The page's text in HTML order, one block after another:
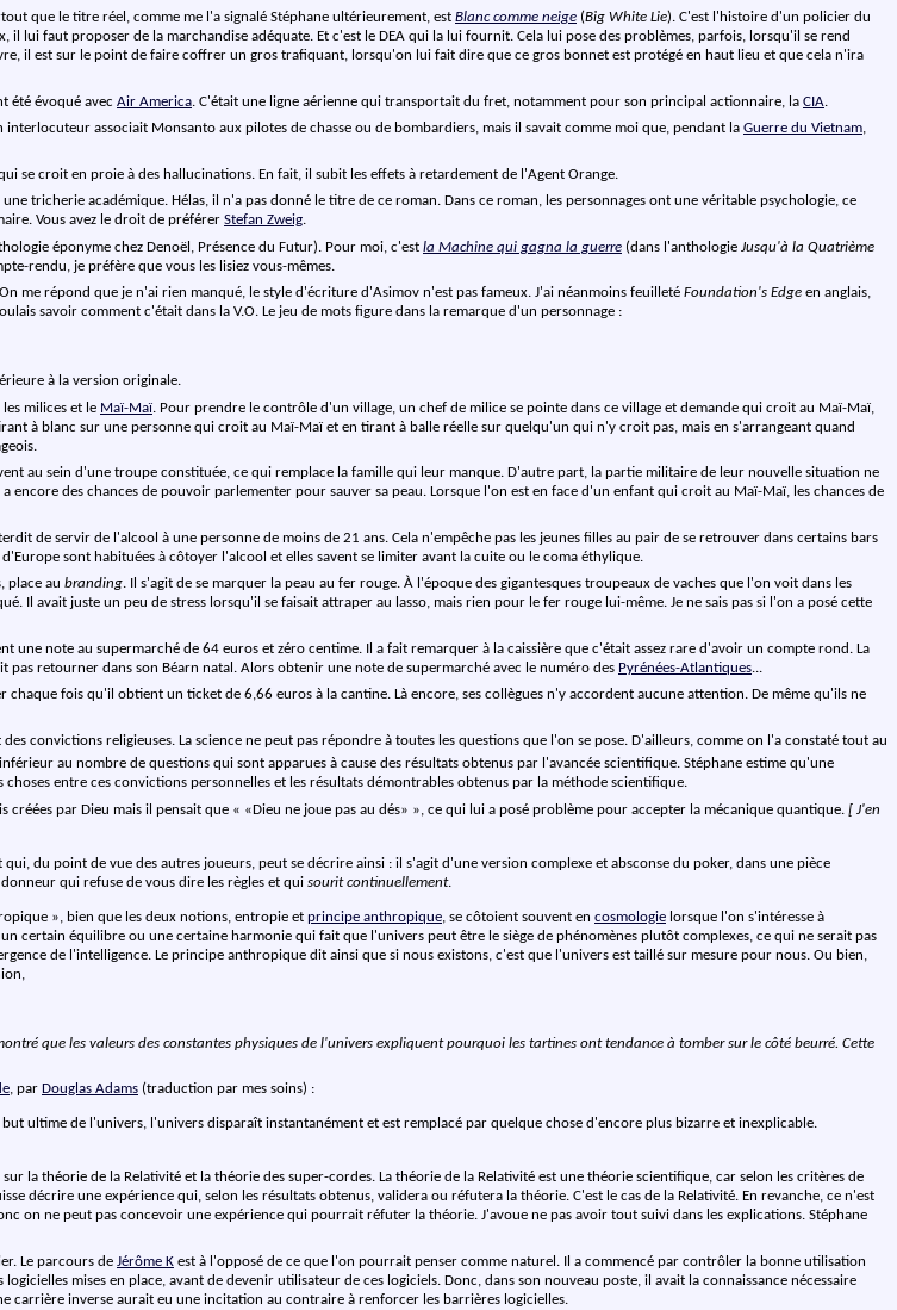
que le titre réel, comme me l'a signalé Stéphane ultérieurement, est Blanc comme neige (Big White Lie). C'est l'histoire d'un policier du
lui faut proposer de la marchandise adéquate. Et c'est le DEA qui la lui fournit. Cela lui pose des problèmes, parfois, lorsqu'il se rend
il est sur le point de faire coffrer un gros trafiquant, lorsqu'on lui fait dire que ce gros bonnet est protégé en haut lieu et que cela n'ira
été évoqué avec Air America. C'était une ligne aérienne qui transportait du fret, notamment pour son principal actionnaire, la CIA.
interlocuteur associait Monsanto aux pilotes de chasse ou de bombardiers, mais il savait comme moi que, pendant la Guerre du Vietnam,
se croit en proie à des hallucinations. En fait, il subit les effets à retardement de l'Agent Orange.
tricherie académique. Hélas, il n'a pas donné le titre de ce roman. Dans ce roman, les personnages ont une véritable psychologie, ce
Vous avez le droit de préférer Stefan Zweig.
éponyme chez Denoël, Présence du Futur). Pour moi, c'est la Machine qui gagna la guerre (dans l'anthologie Jusqu'à la Quatrième
rendu, je préfère que vous les lisiez vous-mêmes.
me répond que je n'ai rien manqué, le style d'écriture d'Asimov n'est pas fameux. J'ai néanmoins feuilleté Foundation's Edge en anglais,
savoir comment c'était dans la V.O. Le jeu de mots figure dans la remarque d'un personnage :
à la version originale.
milices et le Maï-Maï. Pour prendre le contrôle d'un village, un chef de milice se pointe dans ce village et demande qui croit au Maï-Maï,
à blanc sur une personne qui croit au Maï-Maï et en tirant à balle réelle sur quelqu'un qui n'y croit pas, mais en s'arrangeant quand
au sein d'une troupe constituée, ce qui remplace la famille qui leur manque. D'autre part, la partie militaire de leur nouvelle situation ne
des chances de pouvoir parlementer pour sauver sa peau. Lorsque l'on est en face d'un enfant qui croit au Maï-Maï, les chances de
de servir de l'alcool à une personne de moins de 21 ans. Cela n'empêche pas les jeunes filles au pair de se retrouver dans certains bars
sont habituées à côtoyer l'alcool et elles savent se limiter avant la cuite ou le coma éthylique.
place au branding. Il s'agit de se marquer la peau au fer rouge. À l'époque des gigantesques troupeaux de vaches que l'on voit dans les
Il avait juste un peu de stress lorsqu'il se faisait attraper au lasso, mais rien pour le fer rouge lui-même. Je ne sais pas si l'on a posé cette
une note au supermarché de 64 euros et zéro centime. Il a fait remarquer à la caissière que c'était assez rare d'avoir un compte rond. La
retourner dans son Béarn natal. Alors obtenir une note de supermarché avec le numéro des Pyrénées-Atlantiques...
fois qu'il obtient un ticket de 6,66 euros à la cantine. Là encore, ses collègues n'y accordent aucune attention. De même qu'ils ne
convictions religieuses. La science ne peut pas répondre à toutes les questions que l'on se pose. D'ailleurs, comme on l'a constaté tout au
au nombre de questions qui sont apparues à cause des résultats obtenus par l'avancée scientifique. Stéphane estime qu'une
entre ces convictions personnelles et les résultats démontrables obtenus par la méthode scientifique.
par Dieu mais il pensait que «
Dieu ne joue pas au dés », ce qui lui a posé problème pour accepter la mécanique quantique. [ J'en
du point de vue des autres joueurs, peut se décrire ainsi : il s'agit d'une version complexe et absconse du poker, dans une pièce
qui refuse de vous dire les règles et qui sourit continuellement.
», bien que les deux notions, entropie et principe anthropique, se côtoient souvent en cosmologie lorsque l'on s'intéresse à
certain équilibre ou une certaine harmonie qui fait que l'univers peut être le siège de phénomènes plutôt complexes, ce qui ne serait pas
de l'intelligence. Le principe anthropique dit ainsi que si nous existons, c'est que l'univers est taillé sur mesure pour nous. Ou bien,
que les valeurs des constantes physiques de l'univers expliquent pourquoi les tartines ont tendance à tomber sur le côté beurré. Cette
, par Douglas Adams (traduction par mes soins) :
ultime de l'univers, l'univers disparaît instantanément et est remplacé par quelque chose d'encore plus bizarre et inexplicable.
la théorie de la Relativité et la théorie des super-cordes. La théorie de la Relativité est une théorie scientifique, car selon les critères de
décrire une expérience qui, selon les résultats obtenus, validera ou réfutera la théorie. C'est le cas de la Relativité. En revanche, ce n'est
on ne peut pas concevoir une expérience qui pourrait réfuter la théorie. J'avoue ne pas avoir tout suivi dans les explications. Stéphane
Le parcours de Jérôme K est à l'opposé de ce que l'on pourrait penser comme naturel. Il a commencé par contrôler la bonne utilisation
mises en place, avant de devenir utilisateur de ces logiciels. Donc, dans son nouveau poste, il avait la connaissance nécessaire
inverse aurait eu une incitation au contraire à renforcer les barrières logicielles.